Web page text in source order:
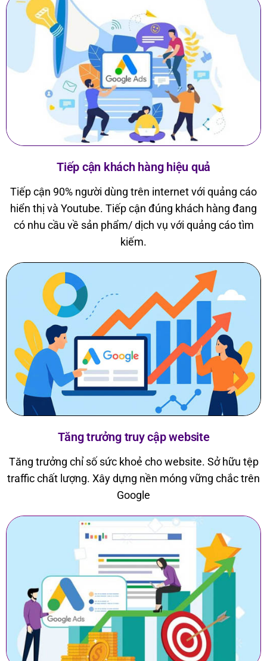
Tiếp cận khách hàng hiệu quả
Tiếp cận 90% người dùng trên internet với quảng cáo
hiển thị và Youtube. Tiếp cận đúng khách hàng đang
có nhu cầu về sản phẩm/ dịch vụ với quảng cáo tìm
kiếm.
Tăng trưởng truy cập website
Tăng trưởng chỉ số sức khoẻ cho website. Sở hữu tệp
traffic chất lượng. Xây dựng nền móng vững chắc trên
Google